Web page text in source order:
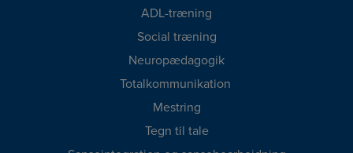
ADL-træning
Social træning
Neuropædagogik
Totalkommunikation
Mestring
Tegn til tale